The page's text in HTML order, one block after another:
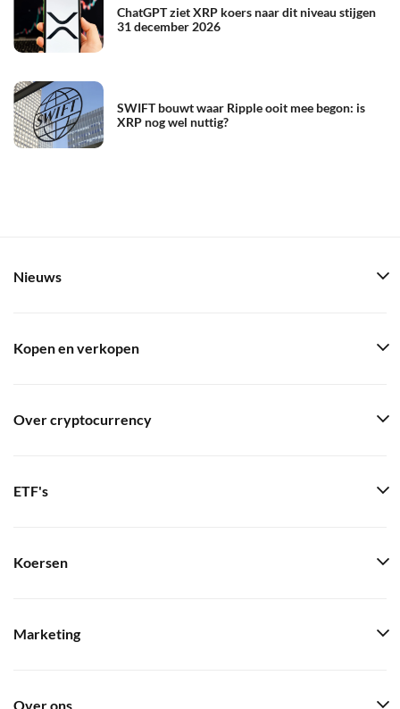
ChatGPT ziet XRP koers naar dit niveau stijgen
31 december 2026
SWIFT bouwt waar Ripple ooit mee begon: is
XRP nog wel nuttig?
Nieuws
Kopen en verkopen
Over cryptocurrency
ETF's
Koersen
Marketing
Over ons